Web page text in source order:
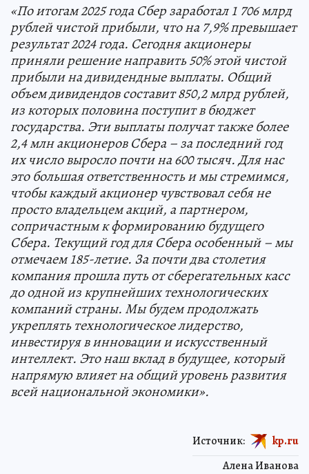
«По итогам 2025 года Сбер заработал 1 706 млрд
рублей чистой прибыли, что на 7,9% превышает
результат 2024 года. Сегодня акционеры
приняли решение направить 50% этой чистой
прибыли на дивидендные выплаты. Общий
объем дивидендов составит 850,2 млрд рублей,
из которых половина поступит в бюджет
государства. Эти выплаты получат также более
2,4 млн акционеров Сбера – за последний год
их число выросло почти на 600 тысяч. Для нас
это большая ответственность и мы стремимся,
чтобы каждый акционер чувствовал себя не
просто владельцем акций, а партнером,
сопричастным к формированию будущего
Сбера. Текущий год для Сбера особенный – мы
отмечаем 185-летие. За почти два столетия
компания прошла путь от сберегательных касс
до одной из крупнейших технологических
компаний страны. Мы будем продолжать
укреплять технологическое лидерство,
инвестируя в инновации и искусственный
интеллект. Это наш вклад в будущее, который
напрямую влияет на общий уровень развития
всей национальной экономики».
Алена Иванова
Источник: kp.ru